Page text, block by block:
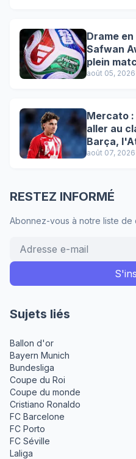
Drame
Safwan
plein
août 05, 2026
Mercato
aller au
Barça,
août 07, 2026
RESTEZ INFORMÉ
Abonnez-vous à notre liste
Sujets liés
Ballon d'or
Bayern Munich
Bundesliga
Coupe du Roi
Coupe du monde
Cristiano Ronaldo
FC Barcelone
FC Porto
FC Séville
Laliga